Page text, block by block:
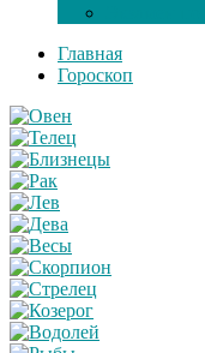
Главная
Гороскоп